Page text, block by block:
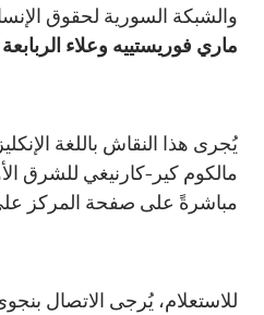
والشبكة السورية لحقوق
ماري فوريستييه وعلاء
يُجرى هذا النقاش باللغة
مالكوم كير-كارنيغي للشرق
مباشرةً على صفحة المركز
للاستعلام، يُرجى الاتصال